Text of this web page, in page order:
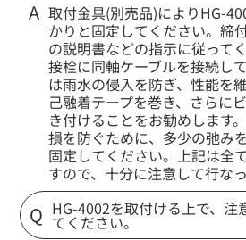
取付金具(別売品)によりHG-
かりと固定してください。締
の説明書などの指示に従って
接栓に同軸ケーブルを接続し
は雨水の侵入を防ぎ、性能を
己融着テープを巻き、さらに
き付けることをお勧めします
損を防ぐために、多少の弛み
固定してください。上記は全
すので、十分に注意して行な
HG-4002を取付ける上で、注
てください。